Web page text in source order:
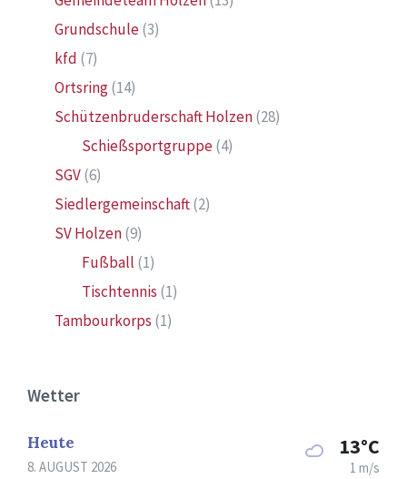
Grundschule(3)
kfd (7)
Ortsring(14)
Schützenbruderschaft Holzen(28)
Schießsportgruppe(4)
SGV(6)
Siedlergemeinschaft(2)
SV Holzen(9)
Fußball (1)
Tischtennis (1)
Tambourkorps (1)
Wetter
Heute
8. AUGUST 2026
13°C
1 m/s